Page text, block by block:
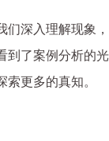
深入理解现
了案例分析
更多的真知。